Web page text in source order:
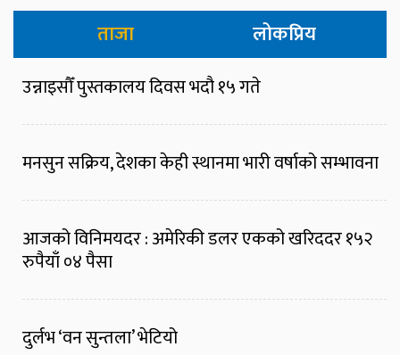
ताजा लोकप्रिय
उन्नाइसौँ पुस्तकालय दिवस भदौ १५ गते
मनसुन सक्रिय, देशका केही स्थानमा भारी वर्षाको सम्भावना
आजको विनिमयदर : अमेरिकी डलर एकको खरिददर १५२
रुपैयाँ ०४ पैसा
दुर्लभ ‘वन सुन्तला’ भेटियो